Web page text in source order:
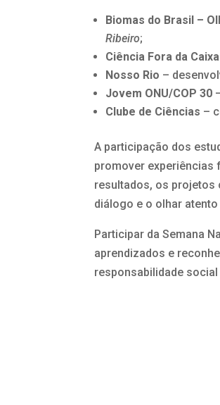
Biomas do Brasil –
Ribeiro;
Ciência Fora da Caixa
Nosso Rio –
Jovem ONU/COP 30
Clube de Ciências –
A participação dos
promover experiências
resultados, os projetos
diálogo e o olhar
Participar da Semana
aprendizados e
responsabilidade